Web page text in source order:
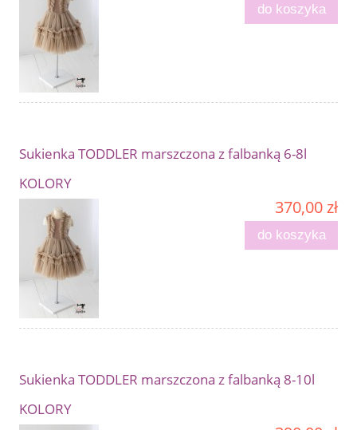
do koszyka
Sukienka TODDLER marszczona z falbanką 6-8l
KOLORY
370,00 zł
do koszyka
Sukienka TODDLER marszczona z falbanką 8-10l
KOLORY